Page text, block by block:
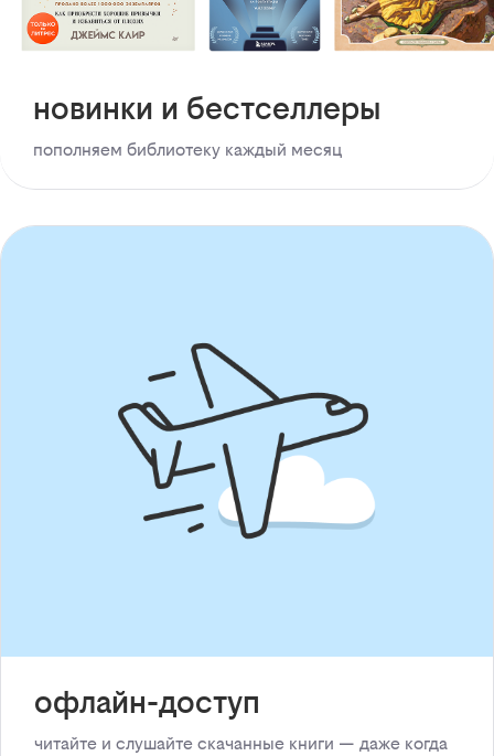
новинки и бестселлеры
пополняем библиотеку каждый месяц
офлайн-доступ
читайте и слушайте скачанные книги — даже когда